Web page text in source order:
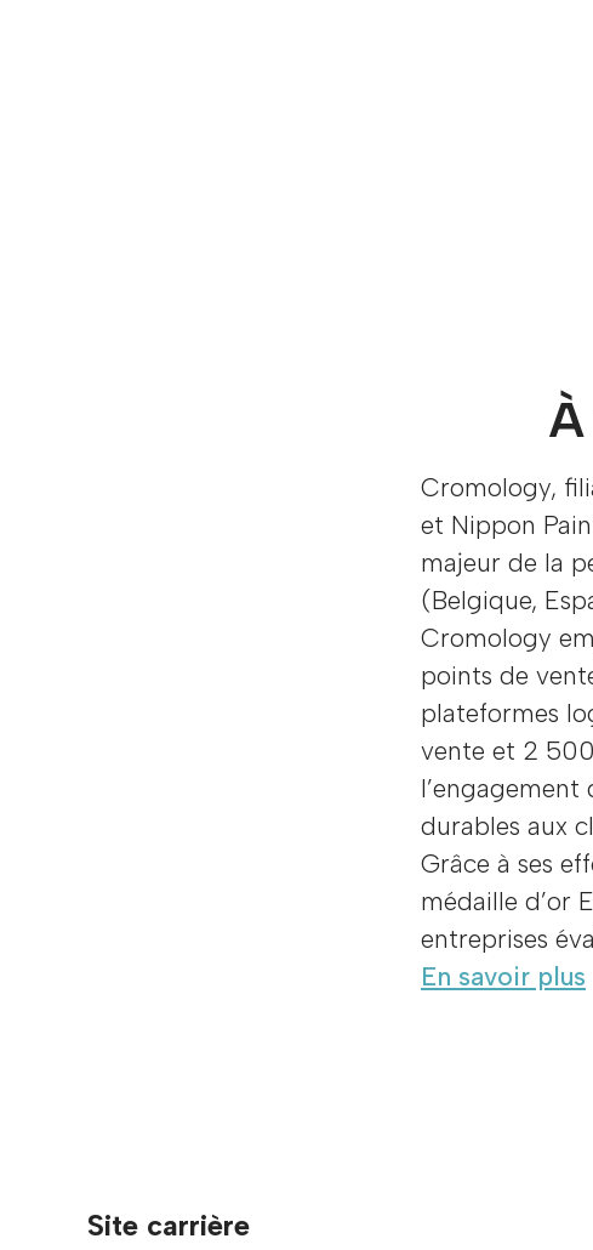
Cromology,
et Nippon
majeur de la
(Belgique,
Cromology
points de
plateformes
vente et 2
durables aux
Grâce à ses
médaille d’or
entreprises
En savoir plus
Site carrière